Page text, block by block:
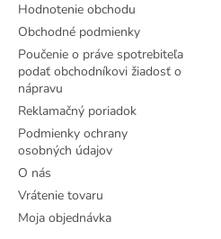
Hodnotenie obchodu
Obchodné podmienky
Poučenie o práve spotrebiteľa
podať obchodníkovi žiadosť o
nápravu
Reklamačný poriadok
Podmienky ochrany
osobných údajov
O nás
Vrátenie tovaru
Moja objednávka